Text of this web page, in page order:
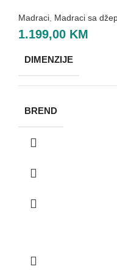
Madraci Madraci sa
1.199,00 KM
DIMENZIJE
BREND